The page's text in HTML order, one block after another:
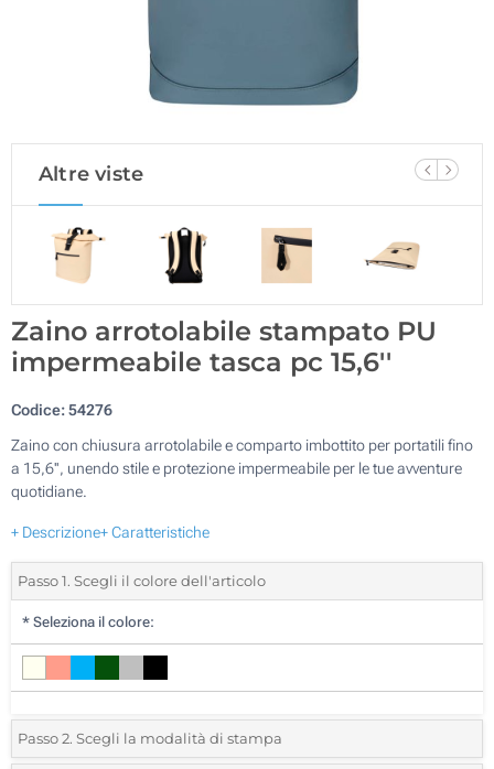
Altre viste
Zaino arrotolabile stampato PU
impermeabile tasca pc 15,6''
Codice:54276
Zaino con chiusura arrotolabile e comparto imbottito per portatili fino
a 15,6'', unendo stile e protezione impermeabile per le tue avventure
quotidiane.
+ Descrizione+ Caratteristiche
Passo 1. Scegli il colore dell'articolo
* Seleziona il colore:
Passo 2. Scegli la modalità di stampa